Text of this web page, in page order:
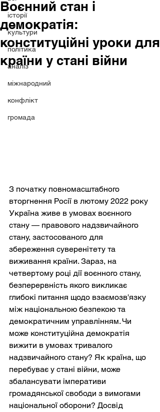
історії
культури
політика
аналіз
міжнародний
конфлікт
громада
Воєнний стан і
демократія:
конституційні уроки для
країни у стані війни
З початку повномасштабного
вторгнення Росії в лютому 2022 року
Україна живе в умовах воєнного
стану — правового надзвичайного
стану, застосованого для
збереження суверенітету та
виживання країни. Зараз, на
четвертому році дії воєнного стану,
безперервність якого викликає
глибокі питання щодо взаємозв'язку
між національною безпекою та
демократичним управлінням. Чи
може конституційна демократія
вижити в умовах тривалого
надзвичайного стану? Як країна, що
перебуває у стані війни, може
збалансувати імперативи
громадянської свободи з вимогами
національної оборони? Досвід